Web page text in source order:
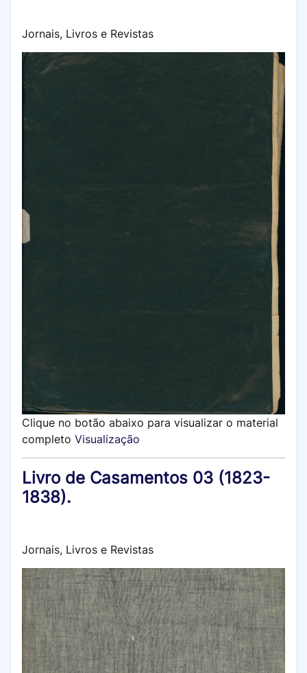
Jornais, Livros e Revistas
Clique no botão abaixo para visualizar o material
completo Visualização
Livro de Casamentos 03 (1823-
1838).
Jornais, Livros e Revistas